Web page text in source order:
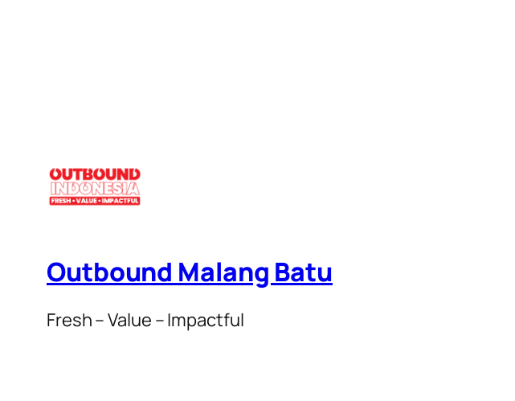
Outbound Malang Batu
Fresh – Value – Impactful